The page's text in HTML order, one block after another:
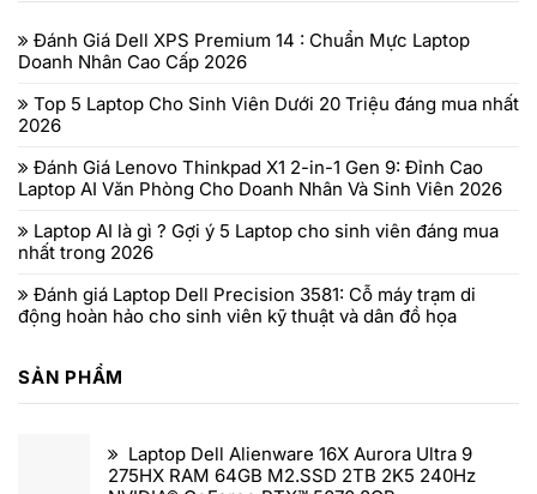
Đánh Giá Dell XPS Premium 14 : Chuẩn Mực Laptop
Doanh Nhân Cao Cấp 2026
Top 5 Laptop Cho Sinh Viên Dưới 20 Triệu đáng mua nhất
2026
Đánh Giá Lenovo Thinkpad X1 2-in-1 Gen 9: Đỉnh Cao
Laptop AI Văn Phòng Cho Doanh Nhân Và Sinh Viên 2026
Laptop AI là gì ? Gợi ý 5 Laptop cho sinh viên đáng mua
nhất trong 2026
Đánh giá Laptop Dell Precision 3581: Cỗ máy trạm di
động hoàn hảo cho sinh viên kỹ thuật và dân đồ họa
SẢN PHẨM
Laptop Dell Alienware 16X Aurora Ultra 9
275HX RAM 64GB M2.SSD 2TB 2K5 240Hz